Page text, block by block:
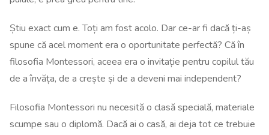
Știu exact cum e. Toți am fost acolo. Dar ce-ar fi dacă ți-aș
spune că acel moment era o oportunitate perfectă? Că în
filosofia Montessori, aceea era o invitație pentru copilul tău
de a învăța, de a crește și de a deveni mai independent?
Filosofia Montessori nu necesită o clasă specială, materiale
scumpe sau o diplomă. Dacă ai o casă, ai deja tot ce trebuie